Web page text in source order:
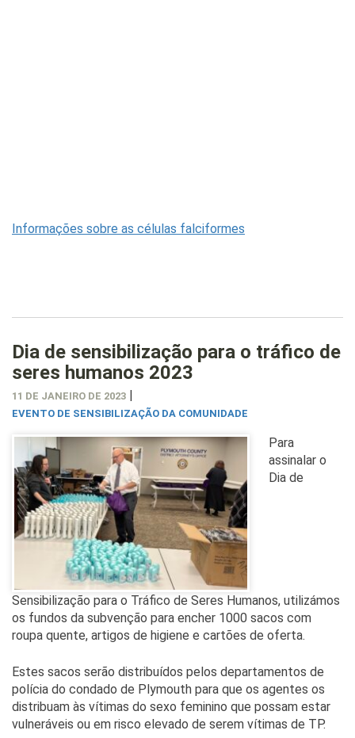
Informações sobre as células falciformes
Dia de sensibilização para o tráfico de
seres humanos 2023
11 DE JANEIRO DE 2023 |
EVENTO DE SENSIBILIZAÇÃO DA COMUNIDADE
Para
assinalar o
Dia de
Sensibilização para o Tráfico de Seres Humanos, utilizámos
os fundos da subvenção para encher 1000 sacos com
roupa quente, artigos de higiene e cartões de oferta.
Estes sacos serão distribuídos pelos departamentos de
polícia do condado de Plymouth para que os agentes os
distribuam às vítimas do sexo feminino que possam estar
vulneráveis ou em risco elevado de serem vítimas de TP.